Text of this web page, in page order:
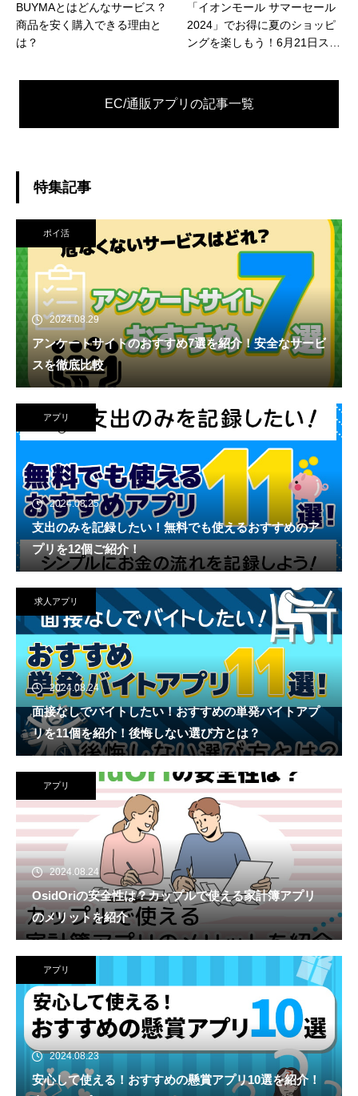
BUYMAとはどんなサービス？
商品を安く購入できる理由と
は？
「イオンモール サマーセール
2024」でお得に夏のショッピ
ングを楽しもう！6月21日スタ
EC/通販アプリの記事一覧
特集記事
ポイ活
2024.08.29
アンケートサイトのおすすめ7選を紹介！安全なサービ
スを徹底比較
アプリ
2024.08.25
支出のみを記録したい！無料でも使えるおすすめのア
プリを12個ご紹介！
求人アプリ
2024.08.24
面接なしでバイトしたい！おすすめの単発バイトアプ
リを11個を紹介！後悔しない選び方とは？
アプリ
2024.08.24
OsidOriの安全性は？カップルで使える家計簿アプリ
のメリットを紹介
アプリ
2024.08.23
安心して使える！おすすめの懸賞アプリ10選を紹介！